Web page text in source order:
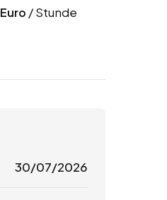
Euro / Stunde
30/07/2026